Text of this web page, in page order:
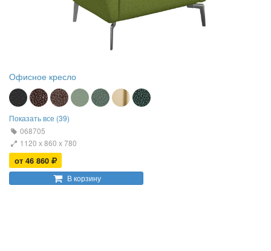
Офисное кресло
Показать все (39)
068705
1120 х 860 х 780
от 46 860
В корзину